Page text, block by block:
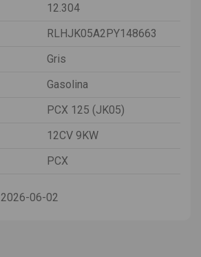
12.304
RLHJK05A2PY148663
Gris
Gasolina
PCX 125 (JK05)
12CV 9KW
PCX
2026-06-02